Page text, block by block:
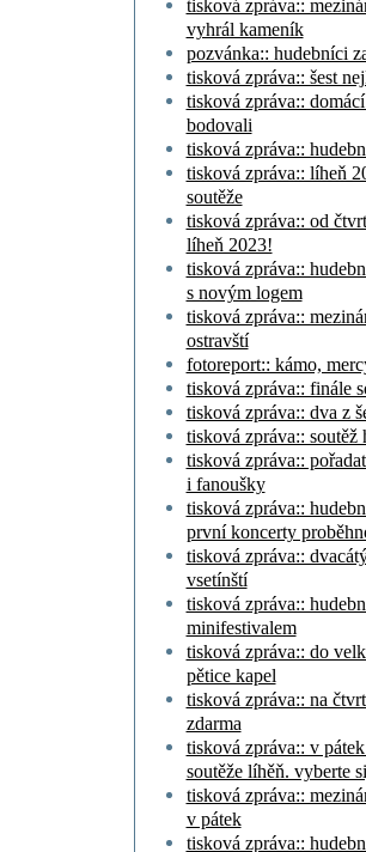
tisková zpráva::
vyhrál kameník
pozvánka:: hudebníci
tisková zpráva:: šest
tisková zpráva::
bodovali
tisková zpráva::
tisková zpráva:: líheň
soutěže
tisková zpráva:: od
líheň 2023!
tisková zpráva::
s novým logem
tisková zpráva::
ostravští
fotoreport:: kámo,
tisková zpráva:: finále
tisková zpráva:: dva z
tisková zpráva::
tisková zpráva::
i fanoušky
tisková zpráva::
první koncerty
tisková zpráva::
vsetínští
tisková zpráva::
minifestivalem
tisková zpráva:: do
pětice kapel
tisková zpráva:: na
zdarma
tisková zpráva:: v
soutěže líhěň. vyberte
tisková zpráva::
v pátek
tisková zpráva::